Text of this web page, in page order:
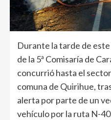
Durante la tarde de
de la 5ª Comisaría de
concurrió hasta el
comuna de Quirihue,
alerta por parte de un
vehículo por la ruta N-